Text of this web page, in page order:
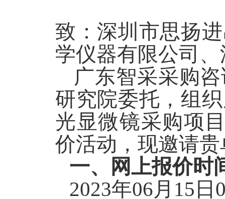
致 ：深圳市思扬
学仪器有限公司
广东智采采购
研究院委托，组织
光显微镜采购项
价活动 ，现邀请
一、
网上报价时
2023年06月 15 日